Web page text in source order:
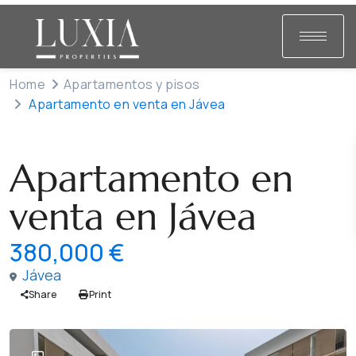
Home
Apartamentos y pisos
Apartamento en venta en Jávea
Apartamento en
venta en Jávea
380,000 €
Jávea
Share Print